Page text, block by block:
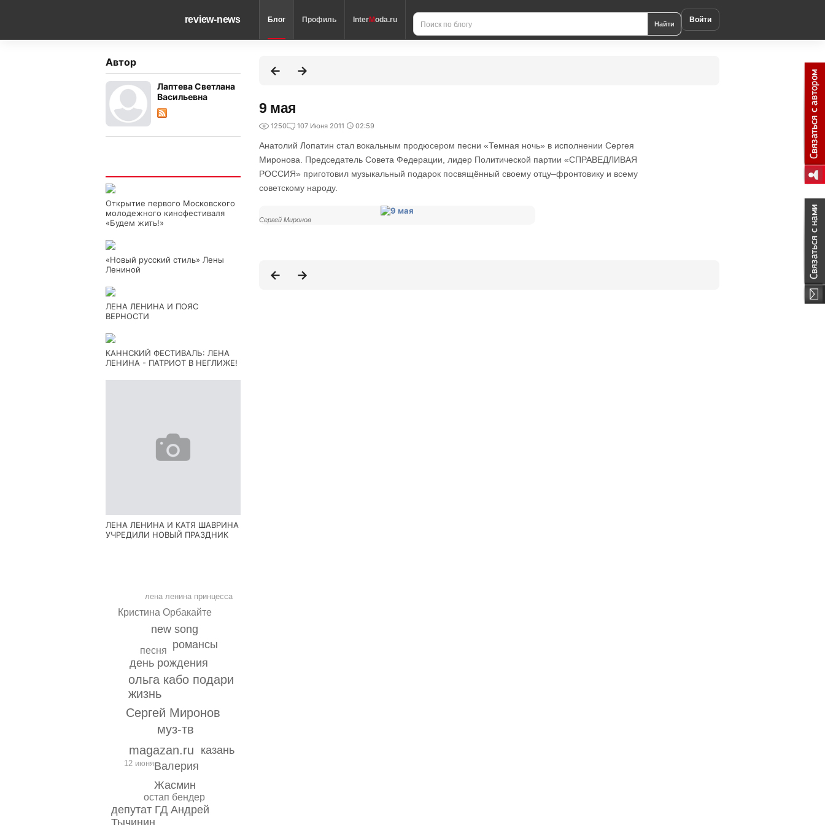
review-news Блог Профиль InterModa.ru Найти Войти
Автор
Лаптева Светлана
Васильевна
Открытие первого Московского
молодежного кинофестиваля
«Будем жить!»
«Новый русский стиль» Лены
Лениной
ЛЕНА ЛЕНИНА И ПОЯС
ВЕРНОСТИ
КАННСКИЙ ФЕСТИВАЛЬ: ЛЕНА
ЛЕНИНА - ПАТРИОТ В НЕГЛИЖЕ!
ЛЕНА ЛЕНИНА И КАТЯ ШАВРИНА
УЧРЕДИЛИ НОВЫЙ ПРАЗДНИК
Сергей Миронов
муз-тв
ольга кабо подари
жизнь
magazan.ru
день рождения
Валерия
Жасмин
романсы
new song
депутат ГД Андрей
казань
остап бендер
песня
Кристина Орбакайте
лена ленина принцесса
12 июня
9 мая
1250 107 Июня 2011 02:59
Анатолий Лопатин стал вокальным продюсером песни «Темная ночь» в исполнении Сергея
Миронова. Председатель Совета Федерации, лидер Политической партии «СПРАВЕДЛИВАЯ
РОССИЯ» приготовил музыкальный подарок посвящённый своему отцу–фронтовику и всему
советскому народу.
Сергей Миронов